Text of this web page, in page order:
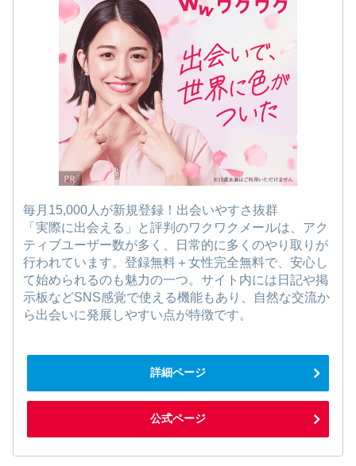
毎月15,000人が新規登録！出会いやすさ抜群
「実際に出会える」と評判のワクワクメールは、アク
ティブユーザー数が多く、日常的に多くのやり取りが
行われています。登録無料＋女性完全無料で、安心し
て始められるのも魅力の一つ。サイト内には日記や掲
示板などSNS感覚で使える機能もあり、自然な交流か
ら出会いに発展しやすい点が特徴です。
詳細ページ
公式ページ